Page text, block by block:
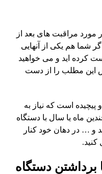
مورد مراقبت های بعد از
شما هم یکی از آنهایی
کرده اید و می خواهید
این مطلب را از دست
پیچیده است که نیاز به
ماه یا سال با دستگاه
و … در دهان خود کنار
کنید.
برداشتن دستگاه